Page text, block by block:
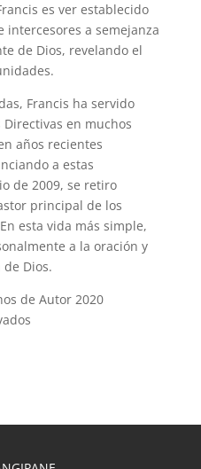
es ver establecido
intercesores a semejanza
de Dios, revelando el
Francis ha servido
en muchos
años recientes
a estas
de 2009, se retiro
principal de los
esta vida más simple,
a la oración y
Dios.
de Autor 2020